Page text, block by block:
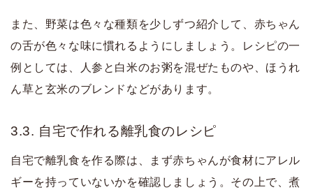
また、野菜は色々な種類を少しずつ紹介して、赤ちゃん
の舌が色々な味に慣れるようにしましょう。レシピの一
例としては、人参と白米のお粥を混ぜたものや、ほうれ
ん草と玄米のブレンドなどがあります。
3.3. 自宅で作れる離乳食のレシピ
自宅で離乳食を作る際は、まず赤ちゃんが食材にアレル
ギーを持っていないかを確認しましょう。その上で、煮